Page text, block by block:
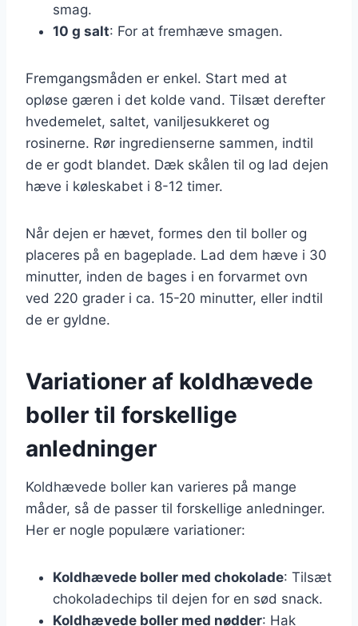
smag.
10 g salt: For at fremhæve smagen.
Fremgangsmåden er enkel. Start med at
opløse gæren i det kolde vand. Tilsæt derefter
hvedemelet, saltet, vaniljesukkeret og
rosinerne. Rør ingredienserne sammen, indtil
de er godt blandet. Dæk skålen til og lad dejen
hæve i køleskabet i 8-12 timer.
Når dejen er hævet, formes den til boller og
placeres på en bageplade. Lad dem hæve i 30
minutter, inden de bages i en forvarmet ovn
ved 220 grader i ca. 15-20 minutter, eller indtil
de er gyldne.
Variationer af koldhævede
boller til forskellige
anledninger
Koldhævede boller kan varieres på mange
måder, så de passer til forskellige anledninger.
Her er nogle populære variationer:
Koldhævede boller med chokolade: Tilsæt
chokoladechips til dejen for en sød snack.
Koldhævede boller med nødder: Hak